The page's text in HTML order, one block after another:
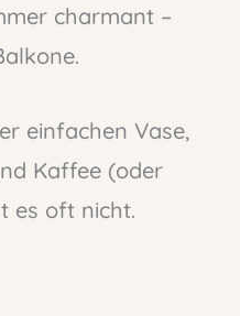
charmant –
einfachen Vase,
Kaffee (oder
es oft nicht.